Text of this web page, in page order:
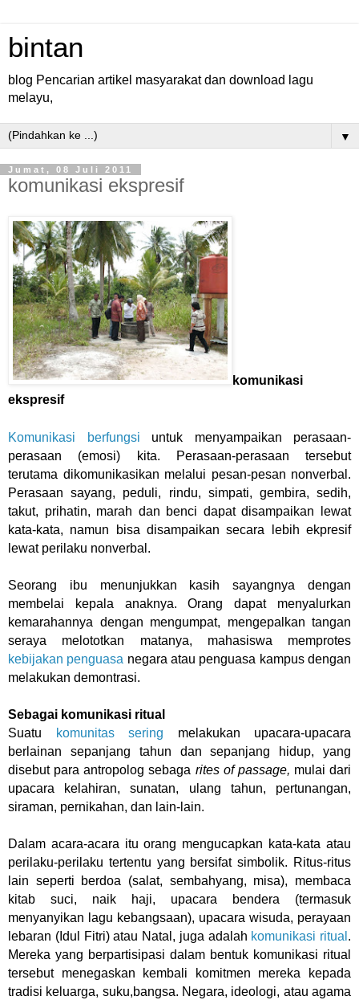
bintan
blog Pencarian artikel masyarakat dan download lagu
melayu,
▼
Jumat, 08 Juli 2011
komunikasi ekspresif
komunikasi
ekspresif
Komunikasi berfungsi untuk menyampaikan perasaan-
perasaan (emosi) kita. Perasaan-perasaan tersebut
terutama dikomunikasikan melalui pesan-pesan nonverbal.
Perasaan sayang, peduli, rindu, simpati, gembira, sedih,
takut, prihatin, marah dan benci dapat disampaikan lewat
kata-kata, namun bisa disampaikan secara lebih ekpresif
lewat perilaku nonverbal.
Seorang ibu menunjukkan kasih sayangnya dengan
membelai kepala anaknya. Orang dapat menyalurkan
kemarahannya dengan mengumpat, mengepalkan tangan
seraya melototkan matanya, mahasiswa memprotes
kebijakan penguasa negara atau penguasa kampus dengan
melakukan demontrasi.
Sebagai komunikasi ritual
Suatu
komunitas sering melakukan upacara-upacara
berlainan sepanjang tahun dan sepanjang hidup, yang
disebut para antropolog sebaga rites of passage, mulai dari
upacara kelahiran, sunatan, ulang tahun, pertunangan,
siraman, pernikahan, dan lain-lain.
Dalam acara-acara itu orang mengucapkan kata-kata atau
perilaku-perilaku tertentu yang bersifat simbolik. Ritus-ritus
lain seperti berdoa (salat, sembahyang, misa), membaca
kitab suci, naik haji, upacara bendera (termasuk
menyanyikan lagu kebangsaan), upacara wisuda, perayaan
lebaran (Idul Fitri) atau Natal, juga adalah komunikasi ritual .
Mereka yang berpartisipasi dalam bentuk komunikasi ritual
tersebut menegaskan kembali komitmen mereka kepada
tradisi keluarga, suku,bangsa. Negara, ideologi, atau agama